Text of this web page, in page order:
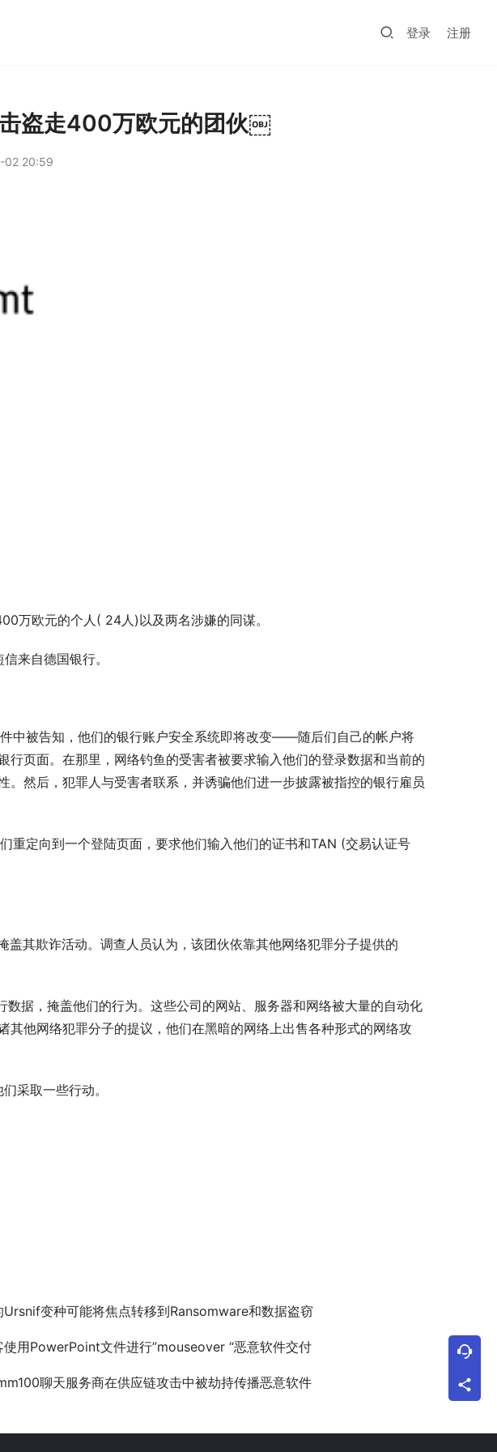
登录 注册
盗走400万欧元的团伙￼
02 20:59
万欧元的个人( 24人)以及两名涉嫌的同谋。
来自德国银行。
页面。在那里，网络钓鱼的受害者被要求输入他们的登录数据和当前的
然后，犯罪人与受害者联系，并诱骗他们进一步披露被指控的银行雇员
他网络犯罪分子的提议，他们在黑暗的网络上出售各种形式的网络攻
们采取一些行动。
Ursnif变种可能将焦点转移到Ransomware和数据盗窃
使用PowerPoint文件进行”mouseover “恶意软件交付
聊天服务商在供应链攻击中被劫持传播恶意软件